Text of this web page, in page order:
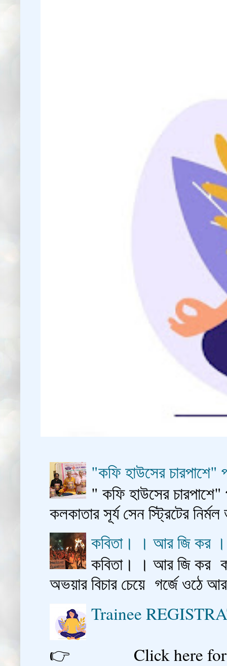
"কফি হাউসের
" কফি হাউসের
কলকাতার সূর্য সেন স্ট্রিটের
কবিতা। । আর জি কর
কবিতা। । আর জি কর
অভয়ার বিচার চেয়ে গর্জে
Trainee
👉 Click here for